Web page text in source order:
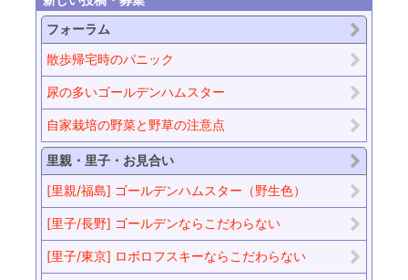
フォーラム
散歩帰宅時のパニック
尿の多いゴールデンハムスター
自家栽培の野菜と野草の注意点
里親・里子・お見合い
[里親/福島] ゴールデンハムスター（野生色）
[里子/長野] ゴールデンならこだわらない
[里子/東京] ロボロフスキーならこだわらない